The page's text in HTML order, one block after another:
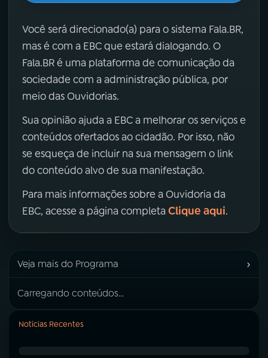
Você será direcionado(a) para o sistema Fala.BR,
mas é com a EBC que estará dialogando. O
Fala.BR é uma plataforma de comunicação da
sociedade com a administração pública, por
meio das Ouvidorias.
Sua opinião ajuda a EBC a melhorar os serviços e
conteúdos ofertados ao cidadão. Por isso, não
se esqueça de incluir na sua mensagem o link
do conteúdo alvo de sua manifestação.
Para mais informações sobre a Ouvidoria da
EBC, acesse a página completa Clique aqui.
Veja mais do Programa ›
Carregando conteúdos...
Notícias Recentes